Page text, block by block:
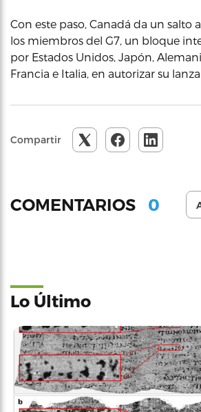
Con este paso, Canadá da un salto
los miembros del G7, un bloque
por Estados Unidos, Japón,
Francia e Italia, en autorizar su
Compartir
COMENTARIOS 0
Lo Último